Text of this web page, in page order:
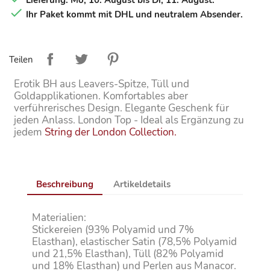
 Ihr Paket kommt mit DHL und neutralem Absender.
Teilen
Erotik BH aus Leavers-Spitze, Tüll und
Goldapplikationen. Komfortables aber
verführerisches Design. Elegante Geschenk für
jeden Anlass. London Top - Ideal als Ergänzung zu
jedem String der London Collection.
Beschreibung Artikeldetails
Materialien:
Stickereien (93% Polyamid und 7%
Elasthan), elastischer Satin (78,5% Polyamid
und 21,5% Elasthan), Tüll (82% Polyamid
und 18% Elasthan) und Perlen aus Manacor.